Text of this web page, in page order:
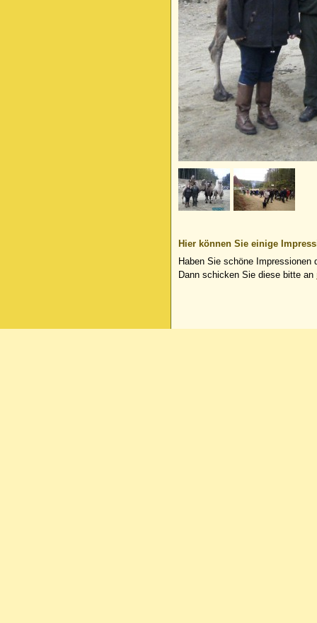
Hier können Sie einige
Haben Sie schöne Impressionen
Dann schicken Sie diese bitte an